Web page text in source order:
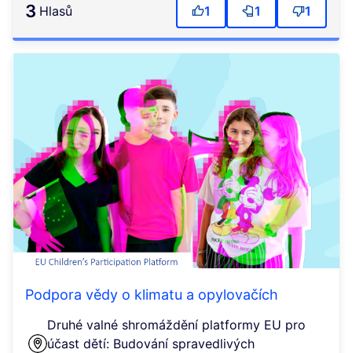
3 Hlasů 1 1 1
Podpora vědy o klimatu a opylovačích
Druhé valné shromáždění platformy EU pro
účast dětí: Budování spravedlivých